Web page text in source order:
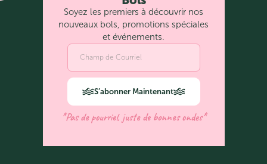
Soyez les premiers à découvrir nos
nouveaux bols, promotions spéciales
et événements.
S’abonner Maintenant
*Pas de pourriel, juste de bonnes ondes*